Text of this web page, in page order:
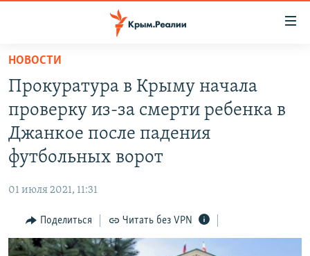
Вернуться
основному
содержанию
Вернутся
главной
Вернутся
поиску
СПЕЦПРОЕКТЫ
КАРТА ВОЕННЫХ ОБЪЕКТОВ КРЫМА
ВОДА
ИСТОРИЯ
ИНФОГРАФИКА
ТЕЛЕПРОЕКТ КРЫМ.РЕАЛИИ
РАДІО СВОБОДА
КАК ОБОЙТИ БЛОКИРОВКУ
НОВОСТИ
Прокуратура в Крыму начала
проверку из-за смерти ребенка в
Джанкое после падения
футбольных ворот
01 июля 2021, 11:31
Поделиться Читать без VPN